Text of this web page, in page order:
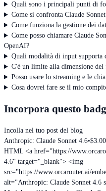
Quali sono i principali punti di
Come si confronta Claude
Come funziona la gestione dei
Come posso chiamare Claude
OpenAI?
Quali modalità di input supporta
C'è un limite alla dimensione
Posso usare lo streaming e le
Cosa dovrei fare se il mio
Incorpora questo
Incolla nel tuo post del blog
Anthropic: Claude Sonnet 4.6•
HTML <a href="https://
4.6" target="_blank"> <img
src="https://www.orcarouter.ai/
alt="Anthropic: Claude Sonnet 4.6